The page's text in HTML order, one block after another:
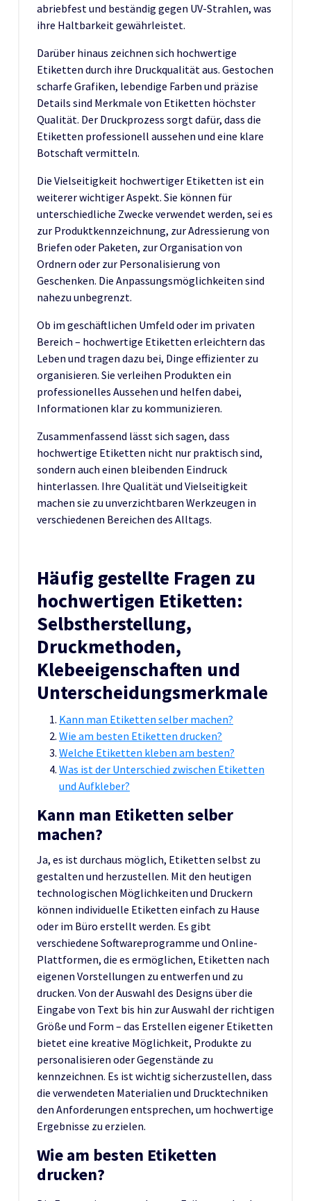
abriebfest und beständig gegen UV-Strahlen, was
ihre Haltbarkeit gewährleistet.
Darüber hinaus zeichnen sich hochwertige
Etiketten durch ihre Druckqualität aus. Gestochen
scharfe Grafiken, lebendige Farben und präzise
Details sind Merkmale von Etiketten höchster
Qualität. Der Druckprozess sorgt dafür, dass die
Etiketten professionell aussehen und eine klare
Botschaft vermitteln.
Die Vielseitigkeit hochwertiger Etiketten ist ein
weiterer wichtiger Aspekt. Sie können für
unterschiedliche Zwecke verwendet werden, sei es
zur Produktkennzeichnung, zur Adressierung von
Briefen oder Paketen, zur Organisation von
Ordnern oder zur Personalisierung von
Geschenken. Die Anpassungsmöglichkeiten sind
nahezu unbegrenzt.
Ob im geschäftlichen Umfeld oder im privaten
Bereich – hochwertige Etiketten erleichtern das
Leben und tragen dazu bei, Dinge effizienter zu
organisieren. Sie verleihen Produkten ein
professionelles Aussehen und helfen dabei,
Informationen klar zu kommunizieren.
Zusammenfassend lässt sich sagen, dass
hochwertige Etiketten nicht nur praktisch sind,
sondern auch einen bleibenden Eindruck
hinterlassen. Ihre Qualität und Vielseitigkeit
machen sie zu unverzichtbaren Werkzeugen in
verschiedenen Bereichen des Alltags.
Häufig gestellte Fragen zu
hochwertigen Etiketten:
Selbstherstellung,
Druckmethoden,
Klebeeigenschaften und
Unterscheidungsmerkmale
Kann man Etiketten selber machen?
Wie am besten Etiketten drucken?
Welche Etiketten kleben am besten?
Was ist der Unterschied zwischen Etiketten
und Aufkleber?
Kann man Etiketten selber
machen?
Ja, es ist durchaus möglich, Etiketten selbst zu
gestalten und herzustellen. Mit den heutigen
technologischen Möglichkeiten und Druckern
können individuelle Etiketten einfach zu Hause
oder im Büro erstellt werden. Es gibt
verschiedene Softwareprogramme und Online-
Plattformen, die es ermöglichen, Etiketten nach
eigenen Vorstellungen zu entwerfen und zu
drucken. Von der Auswahl des Designs über die
Eingabe von Text bis hin zur Auswahl der richtigen
Größe und Form – das Erstellen eigener Etiketten
bietet eine kreative Möglichkeit, Produkte zu
personalisieren oder Gegenstände zu
kennzeichnen. Es ist wichtig sicherzustellen, dass
die verwendeten Materialien und Drucktechniken
den Anforderungen entsprechen, um hochwertige
Ergebnisse zu erzielen.
Wie am besten Etiketten
drucken?